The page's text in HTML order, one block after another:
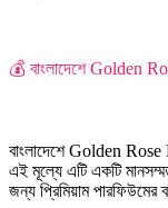
💰 বাংলাদেশে Golden
বাংলাদেশে Golden
এই মূল্যে এটি একটি
জন্য প্রিমিয়াম পারফিউমের